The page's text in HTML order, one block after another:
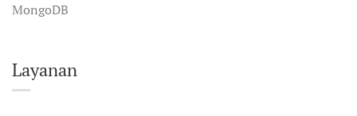
MongoDB
Layanan